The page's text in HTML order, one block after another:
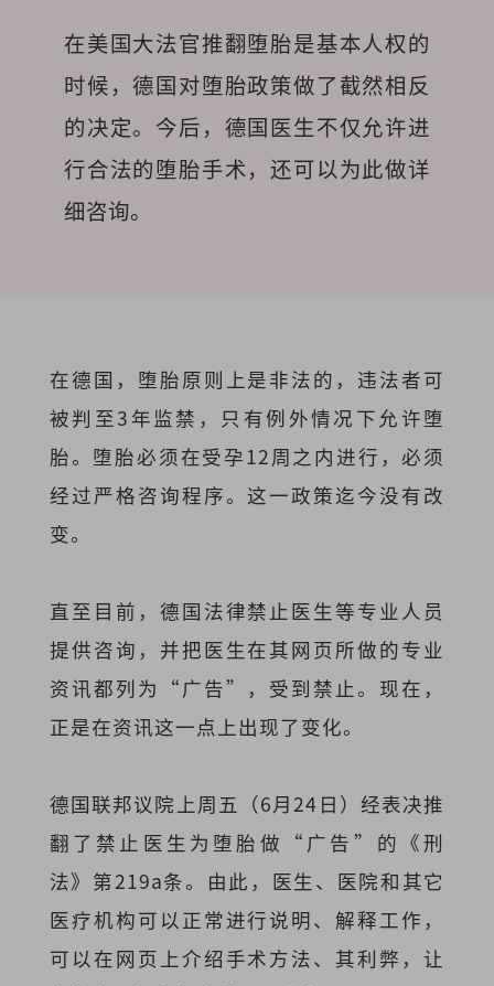
在美国大法官推翻堕胎是基本人权的
时候，德国对堕胎政策做了截然相反
的决定。今后，德国医生不仅允许进
行合法的堕胎手术，还可以为此做详
细咨询。
在德国，堕胎原则上是非法的，违法者可
被判至3年监禁，只有例外情况下允许堕
胎。堕胎必须在受孕12周之内进行，必须
经过严格咨询程序。这一政策迄今没有改
变。
直至目前，德国法律禁止医生等专业人员
提供咨询，并把医生在其网页所做的专业
资讯都列为“广告”，受到禁止。现在，
正是在资讯这一点上出现了变化。
德国联邦议院上周五（6月24日）经表决推
翻了禁止医生为堕胎做“广告”的《刑
法》第219a条。由此，医生、医院和其它
医疗机构可以正常进行说明、解释工作，
可以在网页上介绍手术方法、其利弊，让